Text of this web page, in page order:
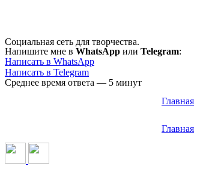
Социальная сеть для творчества.
Напишите мне в WhatsApp или Telegram:
Написать в WhatsApp
Написать в Telegram
Среднее время ответа — 5 минут
Главная
Главная